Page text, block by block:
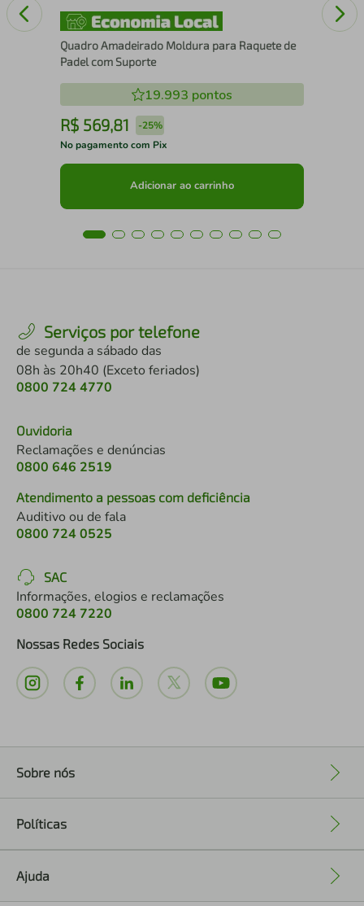
Quadro Amadeirado Moldura para Raquete de
Padel com Suporte
19.993 pontos
R$ 569,81 -25%
No pagamento com Pix
Adicionar ao carrinho
Serviços por telefone
de segunda a sábado das
08h às 20h40 (Exceto feriados)
0800 724 4770
Ouvidoria
Reclamações e denúncias
0800 646 2519
Atendimento a pessoas com deficiência
Auditivo ou de fala
0800 724 0525
SAC
Informações, elogios e reclamações
0800 724 7220
Nossas Redes Sociais
Sobre nós
Políticas
Ajuda